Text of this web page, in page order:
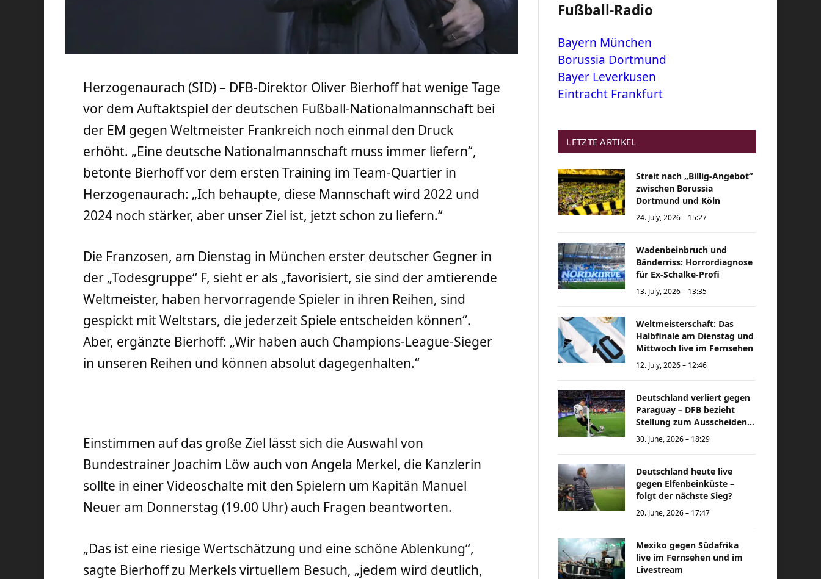
Herzogenaurach (SID) – DFB-Direktor Oliver Bierhoff hat wenige Tage
vor dem Auftaktspiel der deutschen Fußball-Nationalmannschaft bei
der EM gegen Weltmeister Frankreich noch einmal den Druck
erhöht. „Eine deutsche Nationalmannschaft muss immer liefern“,
betonte Bierhoff vor dem ersten Training im Team-Quartier in
Herzogenaurach: „Ich behaupte, diese Mannschaft wird 2022 und
2024 noch stärker, aber unser Ziel ist, jetzt schon zu liefern.“
Die Franzosen, am Dienstag in München erster deutscher Gegner in
der „Todesgruppe“ F, sieht er als „favorisiert, sie sind der amtierende
Weltmeister, haben hervorragende Spieler in ihren Reihen, sind
gespickt mit Weltstars, die jederzeit Spiele entscheiden können“.
Aber, ergänzte Bierhoff: „Wir haben auch Champions-League-Sieger
in unseren Reihen und können absolut dagegenhalten.“
Einstimmen auf das große Ziel lässt sich die Auswahl von
Bundestrainer Joachim Löw auch von Angela Merkel, die Kanzlerin
sollte in einer Videoschalte mit den Spielern um Kapitän Manuel
Neuer am Donnerstag (19.00 Uhr) auch Fragen beantworten.
„Das ist eine riesige Wertschätzung und eine schöne Ablenkung“,
sagte Bierhoff zu Merkels virtuellem Besuch, „jedem wird deutlich,
Fußball-Radio
Bayern München
Borussia Dortmund
Bayer Leverkusen
Eintracht Frankfurt
LETZTE ARTIKEL
Streit nach „Billig-Angebot“
zwischen Borussia
Dortmund und Köln
24. July, 2026 – 15:27
Wadenbeinbruch und
Bänderriss: Horrordiagnose
für Ex-Schalke-Profi
13. July, 2026 – 13:35
Weltmeisterschaft: Das
Halbfinale am Dienstag und
Mittwoch live im Fernsehen
12. July, 2026 – 12:46
Deutschland verliert gegen
Paraguay – DFB bezieht
Stellung zum Ausscheiden
bei der Weltmeisterschaft
30. June, 2026 – 18:29
Deutschland heute live
gegen Elfenbeinküste –
folgt der nächste Sieg?
20. June, 2026 – 17:47
Mexiko gegen Südafrika
live im Fernsehen und im
Livestream